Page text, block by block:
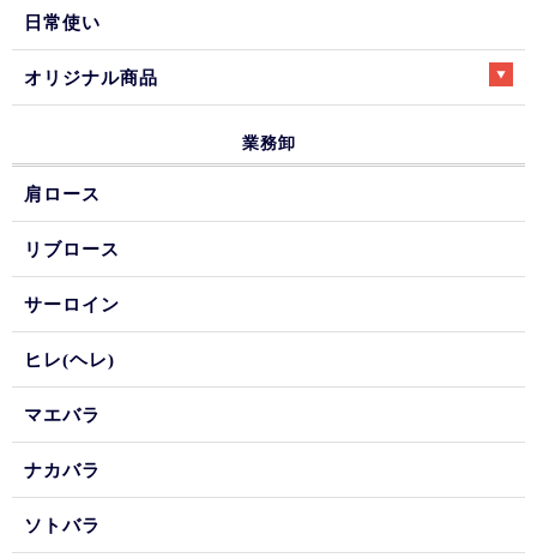
日常使い
オリジナル商品
業務卸
肩ロース
リブロース
サーロイン
ヒレ(ヘレ)
マエバラ
ナカバラ
ソトバラ